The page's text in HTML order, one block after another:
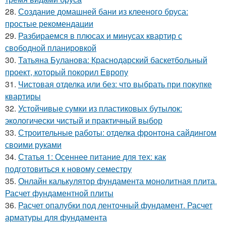
28. Создание домашней бани из клееного бруса:
простые рекомендации
29. Разбираемся в плюсах и минусах квартир с
свободной планировкой
30. Татьяна Буланова: Краснодарский баскетбольный
проект, который покорил Европу
31. Чистовая отделка или без: что выбрать при покупке
квартиры
32. Устойчивые сумки из пластиковых бутылок:
экологически чистый и практичный выбор
33. Строительные работы: отделка фронтона сайдингом
своими руками
34. Статья 1: Осеннее питание для тех: как
подготовиться к новому семестру
35. Онлайн калькулятор фундамента монолитная плита.
Расчет фундаментной плиты
36. Расчет опалубки под ленточный фундамент. Расчет
арматуры для фундамента